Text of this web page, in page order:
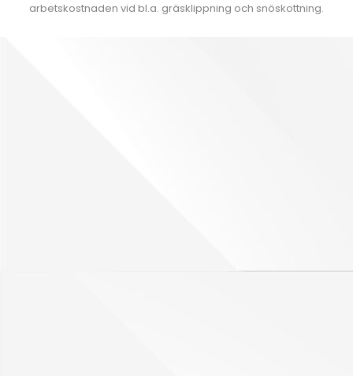
arbetskostnaden vid bl.a. gräsklippning och snöskottning.